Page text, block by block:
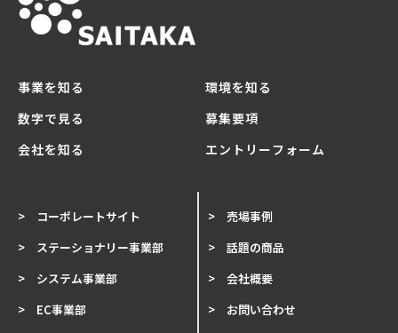
事業を知る
数字で見る
会社を知る
環境を知る
募集要項
エントリーフォーム
> コーポレートサイト
> ステーショナリー事業部
> システム事業部
> EC事業部
> 売場事例
> 話題の商品
> 会社概要
> お問い合わせ